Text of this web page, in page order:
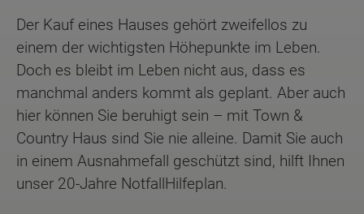
Der Kauf eines Hauses gehört zweifellos zu
einem der wichtigsten Höhepunkte im Leben.
Doch es bleibt im Leben nicht aus, dass es
manchmal anders kommt als geplant. Aber auch
hier können Sie beruhigt sein – mit Town &
Country Haus sind Sie nie alleine. Damit Sie auch
in einem Ausnahmefall geschützt sind, hilft Ihnen
unser 20-Jahre NotfallHilfeplan.